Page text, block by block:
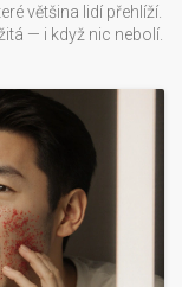
většina lidí přehlíží.
— i když nic nebolí.